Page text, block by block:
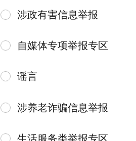
涉政有害信息举报
自媒体专项举报专区
谣言
涉养老诈骗信息举报
生活服务类举报专区